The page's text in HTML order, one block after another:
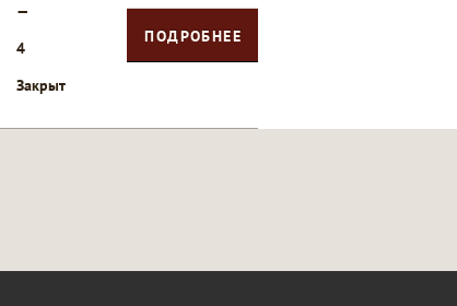
—
4
Закрыт
ПОДРОБНЕЕ